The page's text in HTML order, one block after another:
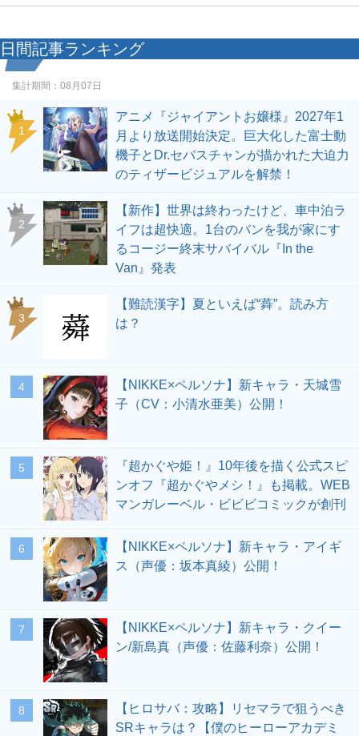
日間記事ランキング
集計期間： 08月07日
1
アニメ『ジャイアントお嬢様』2027年1
月より放送開始決定。巨大化した富士動
機子とDr.セバスチャンが描かれた大迫力
のティザービジュアルを解禁！
2
【新作】世界は終わったけど、車中泊ラ
イフは超快適。1台のバンを我が家にす
るコージー終末サバイバル『In the
Van』発表
3
【難読漢字】夏といえば“蕣”。読み方
は？
4
【NIKKE×ペルソナ】新キャラ・天城雪
子（CV：小清水亜美）公開！
5
『超かぐや姫！』10年後を描く公式スピ
ンオフ『超かぐやメシ！』も掲載。WEB
マンガレーベル・ビビビコミックが創刊
6
【NIKKE×ペルソナ】新キャラ・アイギ
ス（声優：坂本真綾）公開！
7
【NIKKE×ペルソナ】新キャラ・クイー
ン/新島真（声優：佐藤利奈）公開！
8
【ヒロサバ：攻略】リセマラで狙うべき
SRキャラは？【僕のヒーローアカデミ